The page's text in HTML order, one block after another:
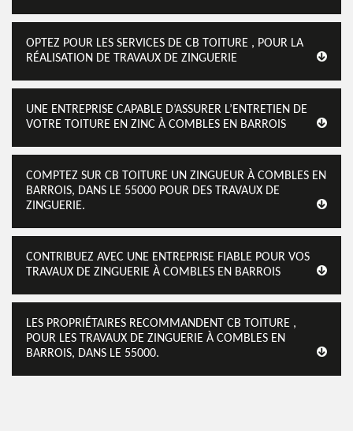
OPTEZ POUR LES SERVICES DE CB TOITURE , POUR LA
RÉALISATION DE TRAVAUX DE ZINGUERIE
UNE ENTREPRISE CAPABLE D’ASSURER L’ENTRETIEN DE
VOTRE TOITURE EN ZINC À COMBLES EN BARROIS
COMPTEZ SUR CB TOITURE UN ZINGUEUR À COMBLES EN
BARROIS, DANS LE 55000 POUR DES TRAVAUX DE
ZINGUERIE.
CONTRIBUEZ AVEC UNE ENTREPRISE FIABLE POUR VOS
TRAVAUX DE ZINGUERIE À COMBLES EN BARROIS
LES PROPRIÉTAIRES RECOMMANDENT CB TOITURE ,
POUR LES TRAVAUX DE ZINGUERIE À COMBLES EN
BARROIS, DANS LE 55000.